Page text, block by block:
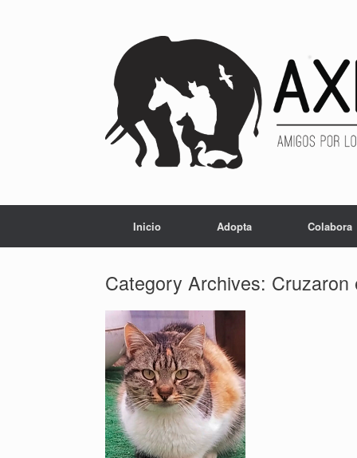
Inicio Adopta Colabora
Category Archives: Cruzaron